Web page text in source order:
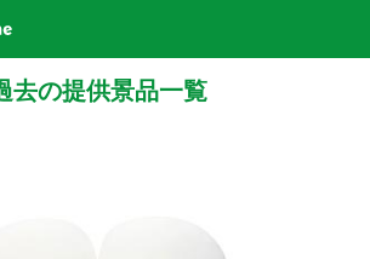
去の提供景品一覧